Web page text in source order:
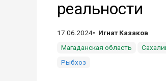
реальности
17.06.2024
Игнат Казаков
Магаданская область
Рыбхоз